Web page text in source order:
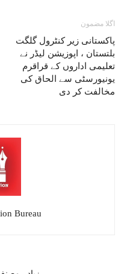
اگلا مضمون
پاکستانی زیر کنٹرول گلگت
بلتستان ، اپوزیشن لیڈر نے
تعلیمی اداروں کے قراقرم
یونیورسٹی سے الحاق کی
مخالفت کر دی
Bureau